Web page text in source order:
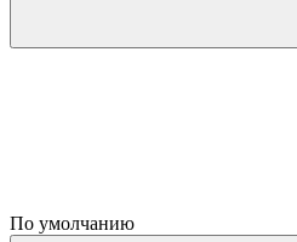
По умолчанию